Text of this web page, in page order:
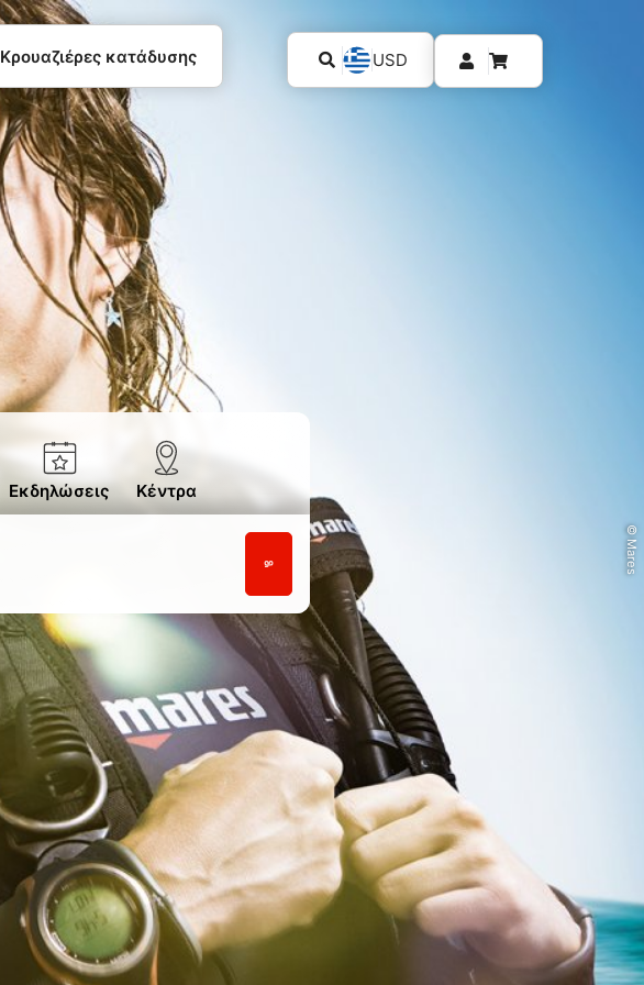
Κρουαζιέρες κατάδυσης USD
Εκδηλώσεις Κέντρα
© Mares